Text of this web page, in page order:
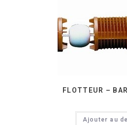
FLOTTEUR –
Ajouter au